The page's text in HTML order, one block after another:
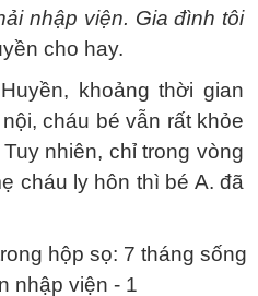
nhập viện. Gia đình tôi
cho hay.
khoảng thời gian
cháu bé vẫn rất khỏe
nhiên, chỉ trong vòng
cháu ly hôn thì bé A. đã